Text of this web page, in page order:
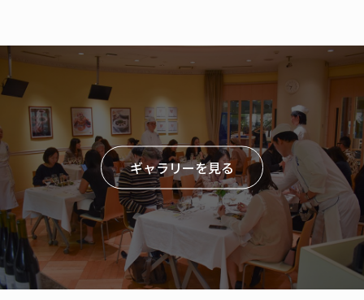
ギャラリーを見る